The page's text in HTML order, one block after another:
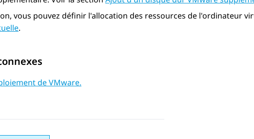
vous pouvez définir l'allocation des ressources de l'ordinateur
.
de VMware.